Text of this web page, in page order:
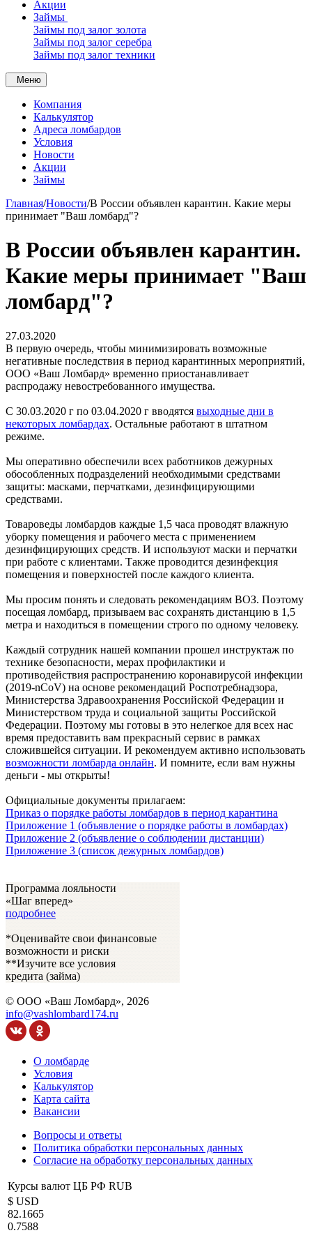
Акции
Займы
Займы под залог золота
Займы под залог серебра
Займы под залог техники
Меню
Компания
Калькулятор
Адреса ломбардов
Условия
Новости
Акции
Займы
Главная/Новости/В России объявлен карантин. Какие меры
принимает "Ваш ломбард"?
В России объявлен карантин.
Какие меры принимает "Ваш
ломбард"?
27.03.2020
В первую очередь, чтобы минимизировать возможные
негативные последствия в период карантинных мероприятий,
ООО «Ваш Ломбард» временно приостанавливает
распродажу невостребованного имущества.
С 30.03.2020 г по 03.04.2020 г вводятся выходные дни в
некоторых ломбардах. Остальные работают в штатном
режиме.
Мы оперативно обеспечили всех работников дежурных
обособленных подразделений необходимыми средствами
защиты: масками, перчатками, дезинфицирующими
средствами.
Товароведы ломбардов каждые 1,5 часа проводят влажную
уборку помещения и рабочего места с применением
дезинфицирующих средств. И используют маски и перчатки
при работе с клиентами. Также проводится дезинфекция
помещения и поверхностей после каждого клиента.
Мы просим понять и следовать рекомендациям ВОЗ. Поэтому
посещая ломбард, призываем вас сохранять дистанцию в 1,5
метра и находиться в помещении строго по одному человеку.
Каждый сотрудник нашей компании прошел инструктаж по
технике безопасности, мерах профилактики и
противодействия распространению коронавирусой инфекции
(2019-nCoV) на основе рекомендаций Роспотребнадзора,
Министерства Здравоохранения Российской Федерации и
Министерством труда и социальной защиты Российской
Федерации. Поэтому мы готовы в это нелегкое для всех нас
время предоставить вам прекрасный сервис в рамках
сложившейся ситуации. И рекомендуем активно использовать
возможности ломбарда онлайн. И помните, если вам нужны
деньги - мы открыты!
Официальные документы прилагаем:
Приказ о порядке работы ломбардов в период карантина
Приложение 1 (объявление о порядке работы в ломбардах)
Приложение 2 (объявление о соблюдении дистанции)
Приложение 3 (список дежурных ломбардов)
Программа лояльности
«Шаг вперед»
подробнее
*Оценивайте свои финансовые
возможности и риски
**Изучите все условия
кредита (займа)
© ООО «Ваш Ломбард», 2026
info@vashlombard174.ru
О ломбарде
Условия
Калькулятор
Карта сайта
Вакансии
Вопросы и ответы
Политика обработки персональных данных
Согласие на обработку персональных данных
Курсы валют ЦБ РФ RUB
$ USD
82.1665
0.7588